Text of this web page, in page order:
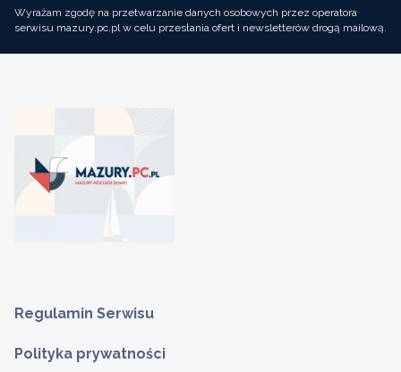
Wyrażam zgodę na przetwarzanie danych osobowych przez operatora
serwisu mazury.pc.pl w celu przesłania ofert i newsletterów drogą mailową.
Regulamin Serwisu
Polityka prywatności